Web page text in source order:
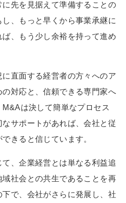
に先を見据えて準備することの
、もっと早くから事業承継に
、もう少し余裕を持って進め
直面する経営者の方々へのア
の対応と、信頼できる専門家へ
M&Aは決して簡単なプロセス
サポートがあれば、会社と従
きると信じています。
、企業経営とは単なる利益追
社会との共生であることを再
で、会社がさらに発展し、社